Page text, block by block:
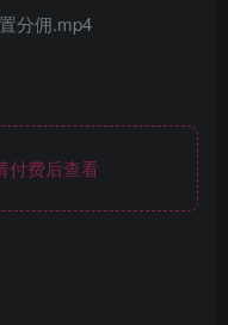
分佣.mp4
费后查看